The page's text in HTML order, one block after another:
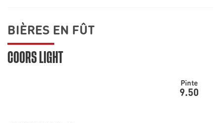
BIÈRES EN FÛT
COORS LIGHT
Pinte
9.50